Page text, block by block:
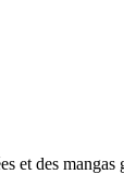
et des